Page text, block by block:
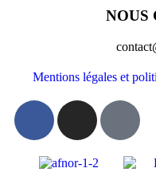
NOUS
Mentions légales et